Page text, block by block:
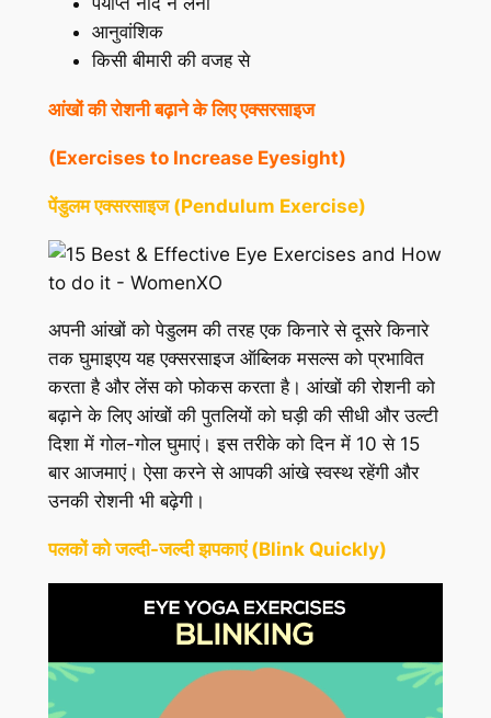
आनुवांशिक
किसी बीमारी की वजह से
आंखोंकीरोशनीबढ़ानेकेलिएएक्सरसाइज
(Exercises to Increase Eyesight)
पेंडुलम एक्सरसाइज (Pendulum Exercise)
अपनी आंखों को पेडुलम की तरह एक किनारे से दूसरे किनारे
तक घुमाइएय यह एक्सरसाइज ऑब्लिक मसल्स को प्रभावित
करता है और लेंस को फोकस करता है। आंखों की रोशनी को
बढ़ाने के लिए आंखों की पुतलियों को घड़ी की सीधी और उल्टी
दिशा में गोल-गोल घुमाएं। इस तरीके को दिन में 10 से 15
बार आजमाएं। ऐसा करने से आपकी आंखे स्वस्थ रहेंगी और
उनकी रोशनी भी बढ़ेगी।
पलकों को जल्दी-जल्दी झपकाएं (Blink Quickly)